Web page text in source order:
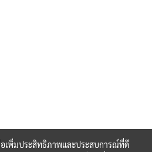
อเพิ่มประสิทธิภาพและประสบการณ์ที่ดี